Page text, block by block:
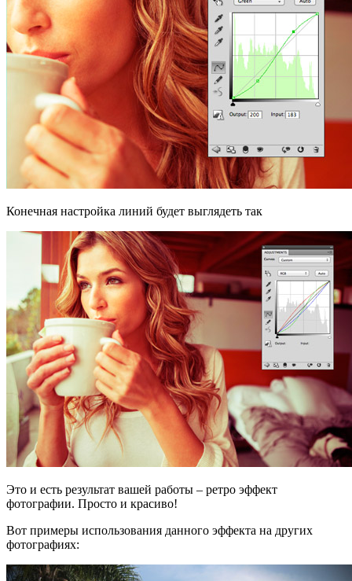
Конечная настройка линий будет выглядеть так
Это и есть результат вашей работы – ретро эффект
фотографии. Просто и красиво!
Вот примеры использования данного эффекта на других
фотографиях: